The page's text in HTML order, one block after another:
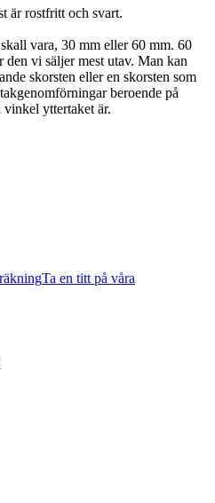
är rostfritt och svart.
vara, 30 mm eller 60 mm. 60
den vi säljer mest utav. Man kan
skorsten eller en skorsten som
beroende på
yttertaket är.
Ta en titt på våra